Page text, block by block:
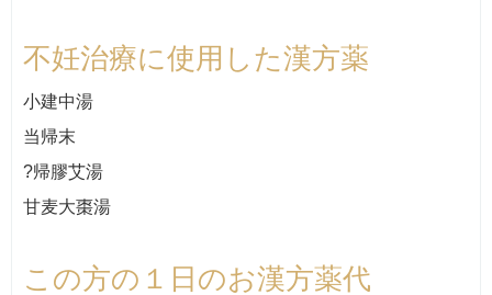
不妊治療に使用した漢方薬
小建中湯
当帰末
?帰膠艾湯
甘麦大棗湯
この方の１日のお漢方薬代